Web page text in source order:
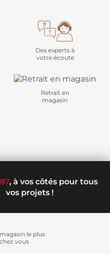
Des experts à
votre écoute
Retrait en
magasin
, à vos côtés pour tous
vos projets !
le plus
vous